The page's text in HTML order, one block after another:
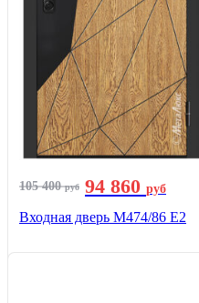
105 400руб 94 860 руб
Входная дверь М474/86 Е2